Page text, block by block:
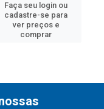
Faça seu login ou
cadastre-se para
ver preços e
comprar